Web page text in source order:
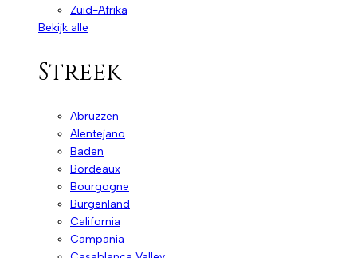
Zuid-Afrika
Bekijk alle
Streek
Abruzzen
Alentejano
Baden
Bordeaux
Bourgogne
Burgenland
California
Campania